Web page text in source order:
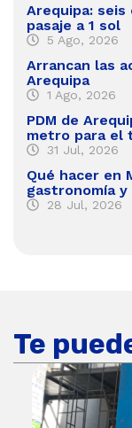
Arequipa: seis
pasaje a 1 sol
5 Ago, 2026
Arrancan las
Arequipa
1 Ago, 2026
PDM de
metro para el
31 Jul, 2026
Qué hacer en
gastronomía
28 Jul, 2026
Te